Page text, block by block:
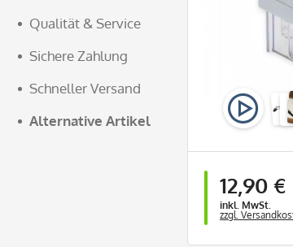
Qualität & Service
Sichere Zahlung
Schneller Versand
Alternative Artikel
Video
12,90 €
inkl. MwSt.
zzgl.